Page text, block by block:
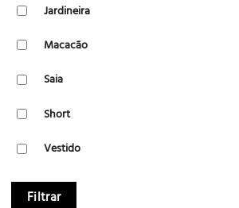
Jardineira
Macacão
Saia
Short
Vestido
Filtrar